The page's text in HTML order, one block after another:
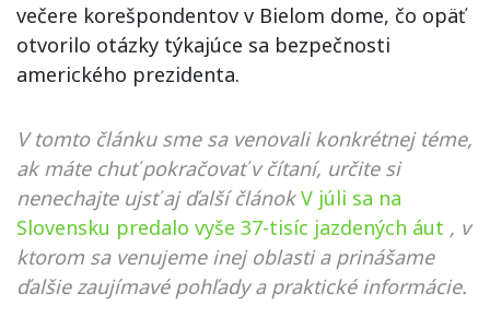
večere korešpondentov v Bielom dome, čo opäť
otvorilo otázky týkajúce sa bezpečnosti
amerického prezidenta.
V tomto článku sme sa venovali konkrétnej téme,
ak máte chuť pokračovať v čítaní, určite si
nenechajte ujsť aj ďalší článok V júli sa na
Slovensku predalo vyše 37-tisíc jazdených áut , v
ktorom sa venujeme inej oblasti a prinášame
ďalšie zaujímavé pohľady a praktické informácie.